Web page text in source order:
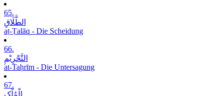
65.
الطَّلَاقِ
aṭ-Ṭalāq - Die Scheidung
66.
التَّحْرِیْمِ
at-Taḥrīm - Die Untersagung
67.